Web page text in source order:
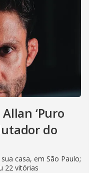
‘Puro
do
casa, em São Paulo;
22 vitórias